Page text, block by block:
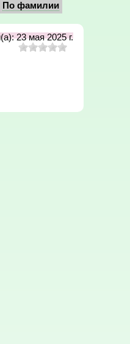
По фамилии
23 мая 2025 г.